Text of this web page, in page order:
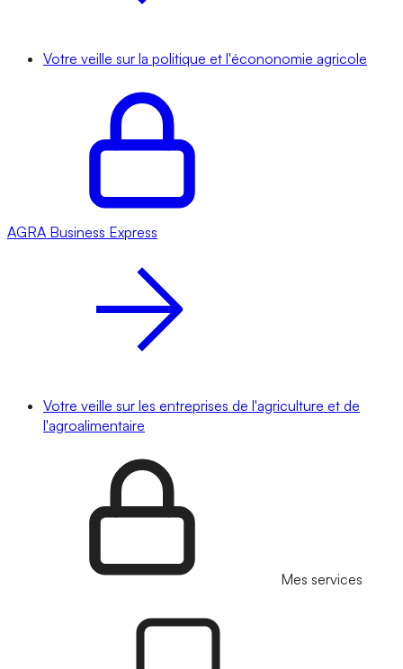
Votre veille sur la politique et l'écononomie agricole
AGRA Business Express
Votre veille sur les entreprises de l'agriculture et de
l'agroalimentaire
Mes services